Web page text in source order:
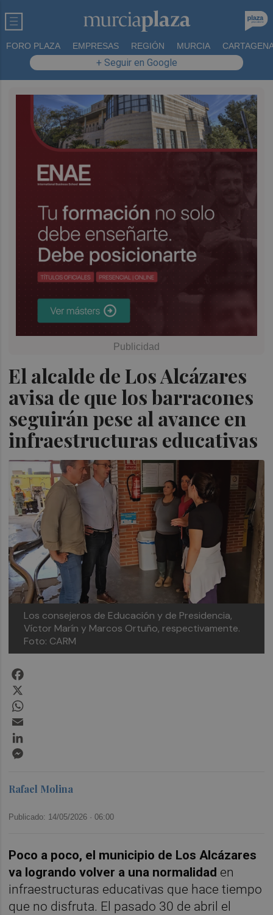
FORO PLAZA EMPRESAS REGIÓN MURCIA
+ Seguir en Google
El alcalde de Los Alcázares
avisa de que los barracones
seguirán pese al avance en
infraestructuras educativas
Los consejeros de Educación y de Presidencia,
Víctor Marín y Marcos Ortuño, respectivamente.
Foto: CARM
Rafael Molina
Publicado: 14/05/2026 ·06:00
Poco a poco, el municipio de Los Alcázares
va logrando volver a una normalidad en
infraestructuras educativas que hace tiempo
que no disfruta. El pasado 30 de abril el